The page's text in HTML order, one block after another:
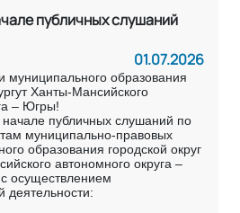
публичных слушаний
01.07.2026
муниципального образования
Ханты-Мансийского
– Югры!
публичных слушаний по
муниципально-правовых
образования городской округ
автономного округа –
осуществлением
деятельности: